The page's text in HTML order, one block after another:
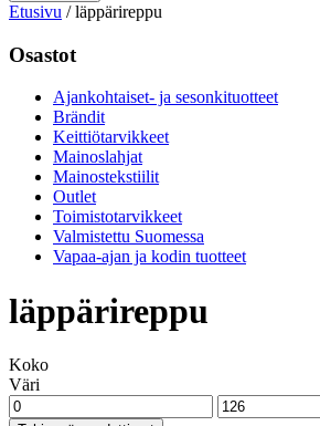
Etusivu /läppärireppu
Osastot
Ajankohtaiset- ja sesonkituotteet
Brändit
Keittiötarvikkeet
Mainoslahjat
Mainostekstiilit
Outlet
Toimistotarvikkeet
Valmistettu Suomessa
Vapaa-ajan ja kodin tuotteet
läppärireppu
Koko
Väri